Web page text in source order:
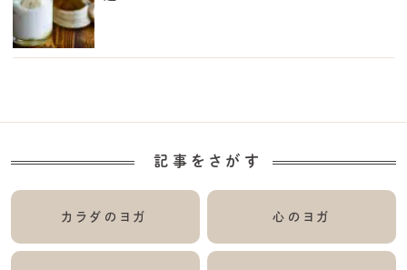
記事をさがす
カラダのヨガ 心のヨガ